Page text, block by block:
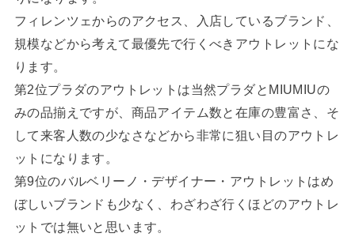
フィレンツェからのアクセス、入店しているブランド、
規模などから考えて最優先で行くべきアウトレットにな
ります。
第2位プラダのアウトレットは当然プラダとMIUMIUの
みの品揃えですが、商品アイテム数と在庫の豊富さ、そ
して来客人数の少なさなどから非常に狙い目のアウトレ
ットになります。
第9位のバルベリーノ・デザイナー・アウトレットはめ
ぼしいブランドも少なく、わざわざ行くほどのアウトレ
ットでは無いと思います。